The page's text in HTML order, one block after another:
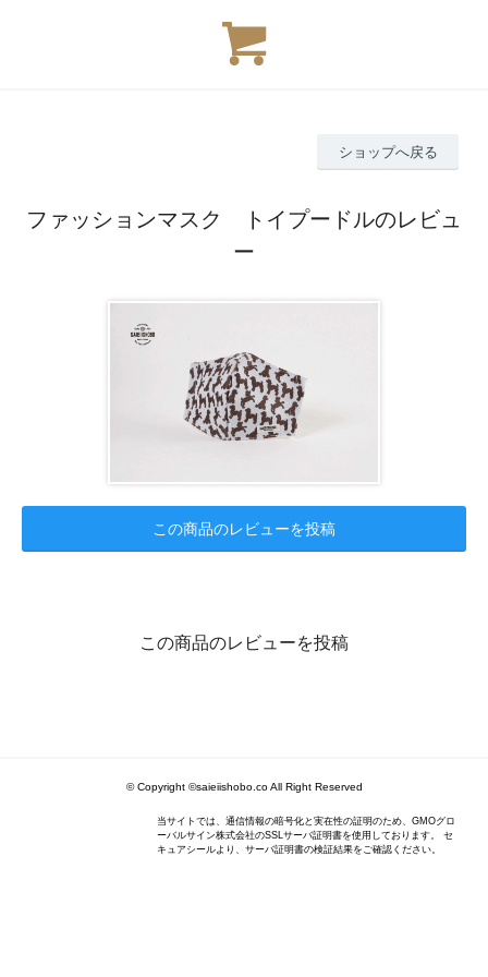
ショップへ戻る
ファッションマスク トイプードルのレビュ
ー
この商品のレビューを投稿
この商品のレビューを投稿
© Copyright ©saieiishobo.co All Right Reserved
当サイトでは、通信情報の暗号化と実在性の証明のため、GMOグロ
ーバルサイン株式会社のSSLサーバ証明書を使用しております。 セ
キュアシールより、サーバ証明書の検証結果をご確認ください。